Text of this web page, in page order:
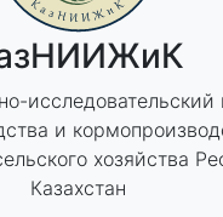
исследовательский
и
хозяйства
Казахстан